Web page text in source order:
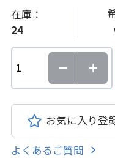
在庫：
24
お気に入り登
よくあるご質問